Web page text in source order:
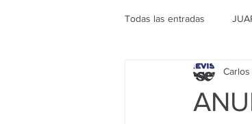
Todas las entradas
EDITORIAL